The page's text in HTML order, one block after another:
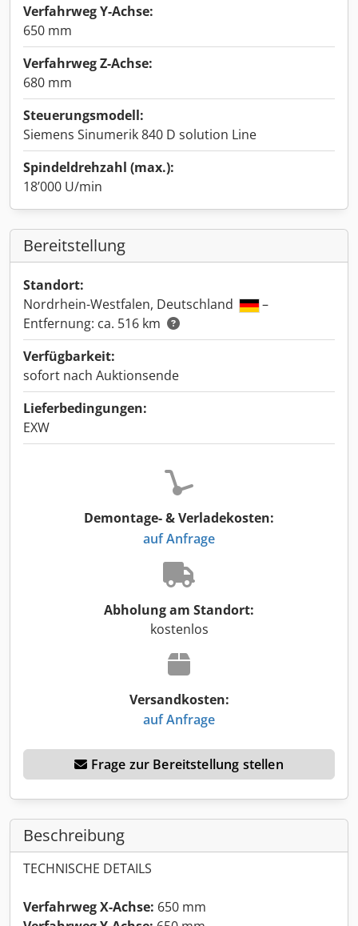
Verfahrweg Y-Achse:
650 mm
Verfahrweg Z-Achse:
680 mm
Steuerungsmodell:
Siemens Sinumerik 840 D solution Line
Spindeldrehzahl (max.):
18’000 U/min
Bereitstellung
Standort:
Nordrhein-Westfalen, Deutschland
–
Entfernung: ca. 516 km
Verfügbarkeit:
sofort nach Auktionsende
Lieferbedingungen:
EXW
Demontage- & Verladekosten:
auf Anfrage
Abholung am Standort:
kostenlos
Versandkosten:
auf Anfrage
Frage zur Bereitstellung stellen
Beschreibung
TECHNISCHE DETAILS
Verfahrweg X-Achse: 650 mm